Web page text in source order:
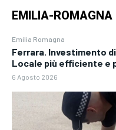
EMILIA-ROMAGNA
Emilia Romagna
Ferrara. Investimento
Locale più efficiente e
6 Agosto 2026